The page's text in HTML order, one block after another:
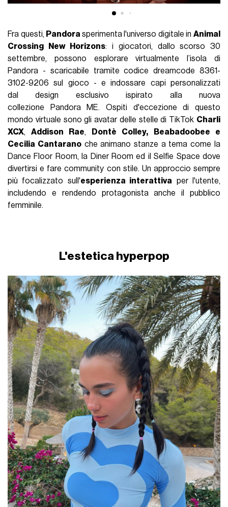
Fra questi, Pandora sperimenta l'universo digitale in Animal
Crossing New Horizons: i giocatori, dallo scorso 30
settembre, possono esplorare virtualmente l’isola di
Pandora - scaricabile tramite codice dreamcode 8361-
3102-9206 sul gioco - e indossare capi personalizzati
dal design esclusivo ispirato alla nuova
collezione Pandora ME. Ospiti d'eccezione di questo
mondo virtuale sono gli avatar delle stelle di TikTok Charli
XCX,Addison Rae, Dontè Colley,
Beabadoobee e
Cecilia Cantaranoche animano stanze a tema come la
Dance Floor Room, la Diner Room ed il Selfie Space dove
divertirsi e fare community con stile. Un approccio sempre
più focalizzato sull'esperienza interattiva per l'utente,
includendo e rendendo protagonista anche il pubblico
femminile.
L'estetica hyperpop